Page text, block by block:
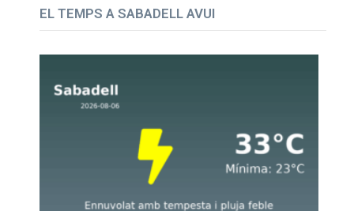
EL TEMPS A SABADELL AVUI